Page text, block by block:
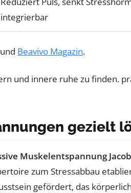
integrierbar
und Beavivo Magazin.
gezielt
Muskelentspannung
zum Stressabbau
gefördert, das